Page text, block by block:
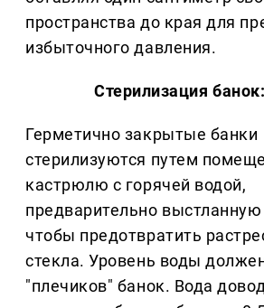
пространства до края для
избыточного давления.
Стерилизация банок:
Герметично закрытые банки
стерилизуются путем
кастрюлю с горячей водой,
предварительно
чтобы предотвратить
стекла. Уровень воды
"плечиков" банок. Вода